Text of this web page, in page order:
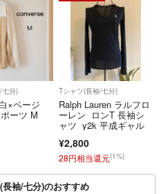
七分)
×ベージ
ーツ M
Tシャツ(長袖/七分)
Ralph Lauren ラルフロ
ーレン ロンT 長袖シ
ャツ y2k 平成ギャル
¥2,800
28円相当還元(1%)
袖/七分)のおすすめ